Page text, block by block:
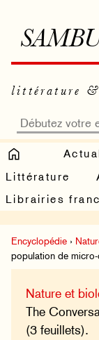
littérature &
Littérature
Librairies
Encyclopédie ›
population de
Nature et
The
(3 feuillets).